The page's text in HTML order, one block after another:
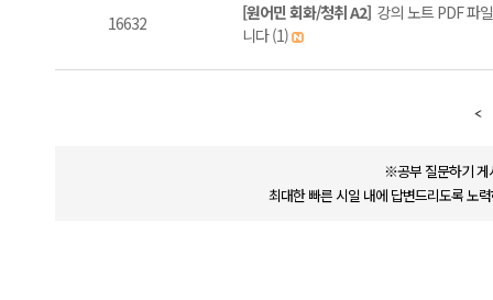
16632 [원어민 회화/청취 A2] 강의 노트 PDF 파
니다 (1)
※공부 질문하기 게
최대한 빠른 시일 내에 답변드리도록 노